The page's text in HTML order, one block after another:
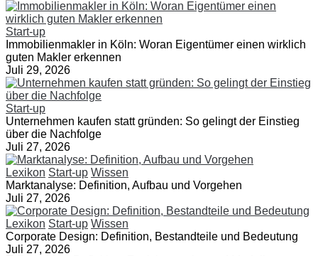
Start-up
Immobilienmakler in Köln: Woran Eigentümer einen wirklich
guten Makler erkennen
Juli 29, 2026
Start-up
Unternehmen kaufen statt gründen: So gelingt der Einstieg
über die Nachfolge
Juli 27, 2026
Lexikon Start-up Wissen
Marktanalyse: Definition, Aufbau und Vorgehen
Juli 27, 2026
Lexikon Start-up Wissen
Corporate Design: Definition, Bestandteile und Bedeutung
Juli 27, 2026